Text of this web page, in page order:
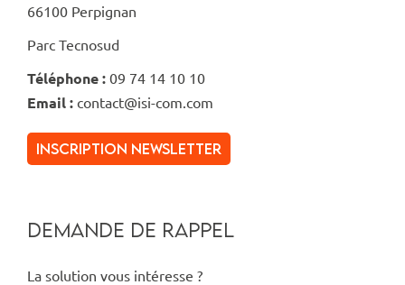
66100 Perpignan
Parc Tecnosud
Téléphone : 09 74 14 10 10
Email : contact@isi-com.com
inscription newsletter
DEMANDE DE RAPPEL
La solution vous intéresse ?